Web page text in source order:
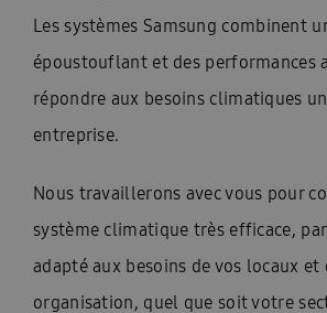
Les systèmes Samsung combinent
époustouflant et des performances
répondre aux besoins climatiques
entreprise.
Nous travaillerons avec vous pour
système climatique très efficace,
adapté aux besoins de vos locaux et
organisation, quel que soit votre